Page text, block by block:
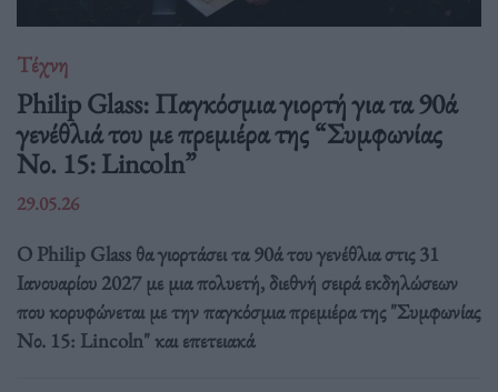
Τέχνη
Philip Glass: Παγκόσμια γιορτή για τα 90ά
γενέθλιά του με πρεμιέρα της “Συμφωνίας
Νο. 15: Lincoln”
29.05.26
Ο Philip Glass θα γιορτάσει τα 90ά του γενέθλια στις 31
Ιανουαρίου 2027 με μια πολυετή, διεθνή σειρά εκδηλώσεων
που κορυφώνεται με την παγκόσμια πρεμιέρα της "Συμφωνίας
Νο. 15: Lincoln" και επετειακά